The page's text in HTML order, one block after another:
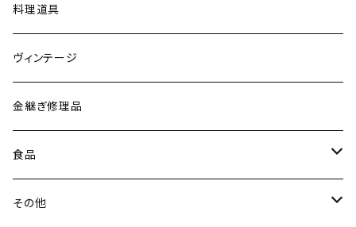
黒照 クロテラス（大堀相馬焼／福島）
唐木田窯（松代焼／長野）
古谷製陶所（信楽焼／滋賀）
山内卓夫（信楽焼／滋賀）
常陸窯いそべ陶苑（笠間焼／茨城）
ブレスレット
リング
イヤリング・ピアス
ヘアアクセサリー
スカーフリング
会津張り子（福島）
料理道具
ヴィンテージ
金継ぎ修理品
食品
魚介類
その他